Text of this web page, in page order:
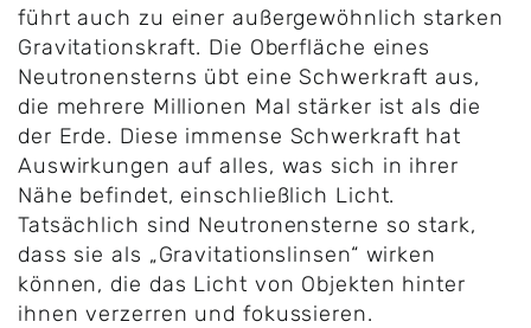
führt auch zu einer außergewöhnlich starken
Gravitationskraft. Die Oberfläche eines
Neutronensterns übt eine Schwerkraft aus,
die mehrere Millionen Mal stärker ist als die
der Erde. Diese immense Schwerkraft hat
Auswirkungen auf alles, was sich in ihrer
Nähe befindet, einschließlich Licht.
Tatsächlich sind Neutronensterne so stark,
dass sie als „Gravitationslinsen“ wirken
können, die das Licht von Objekten hinter
ihnen verzerren und fokussieren.